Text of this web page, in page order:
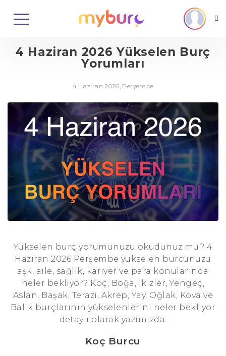
4 Haziran 2026 Yükselen Burç
Yorumları
4 Haziran 2026, Perşembe
Yükselen burç yorumunuzu okudunuz mu? 4
Haziran 2026 Perşembe yükselen burcunuzu
aşk, aile, sağlık, kariyer ve para konularında
neler bekliyor? Koç, Boğa, İkizler, Yengeç,
Aslan, Başak, Terazi, Akrep, Yay, Oğlak, Kova ve
Balık burçlarının yükselenlerini neler bekliyor
detaylı olarak yazımızda.
Koç Burcu